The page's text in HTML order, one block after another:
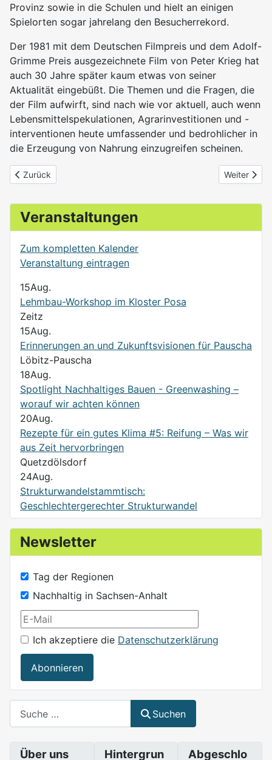
Provinz sowie in die Schulen und hielt an einigen
Spielorten sogar jahrelang den Besucherrekord.
Der 1981 mit dem Deutschen Filmpreis und dem Adolf-
Grimme Preis ausgezeichnete Film von Peter Krieg hat
auch 30 Jahre später kaum etwas von seiner
Aktualität eingebüßt. Die Themen und die Fragen, die
der Film aufwirft, sind nach wie vor aktuell, auch wenn
Lebensmittelspekulationen, Agrarinvestitionen und -
interventionen heute umfassender und bedrohlicher in
die Erzeugung von Nahrung einzugreifen scheinen.
Vorheriger Beitrag: Population Boom
Zurück Nächster
Weiter
Veranstaltungen
Zum kompletten Kalender
Veranstaltung eintragen
15Aug.
Lehmbau-Workshop im Kloster Posa
Zeitz
15Aug.
Erinnerungen an und Zukunftsvisionen für Pauscha
Löbitz-Pauscha
18Aug.
Spotlight Nachhaltiges Bauen - Greenwashing –
worauf wir achten können
20Aug.
Rezepte für ein gutes Klima #5: Reifung – Was wir
aus Zeit hervorbringen
Quetzdölsdorf
24Aug.
Strukturwandelstammtisch:
Geschlechtergerechter Strukturwandel
Newsletter
Tag der Regionen
Nachhaltig in Sachsen-Anhalt
Ich akzeptiere die Datenschutzerklärung
Abonnieren
Suchen
Über uns Hintergrun Abgeschlo